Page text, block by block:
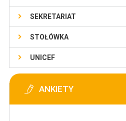
SEKRETARIAT
STOŁÓWKA
UNICEF
ANKIETY